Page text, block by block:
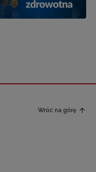
Wróć na górę